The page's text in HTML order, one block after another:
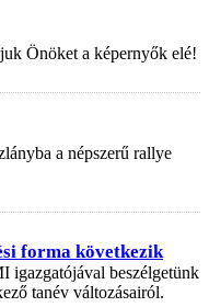
Önöket a képernyők elé!
a népszerű rallye
forma következik
igazgatójával beszélgetünk
tanév változásairól.